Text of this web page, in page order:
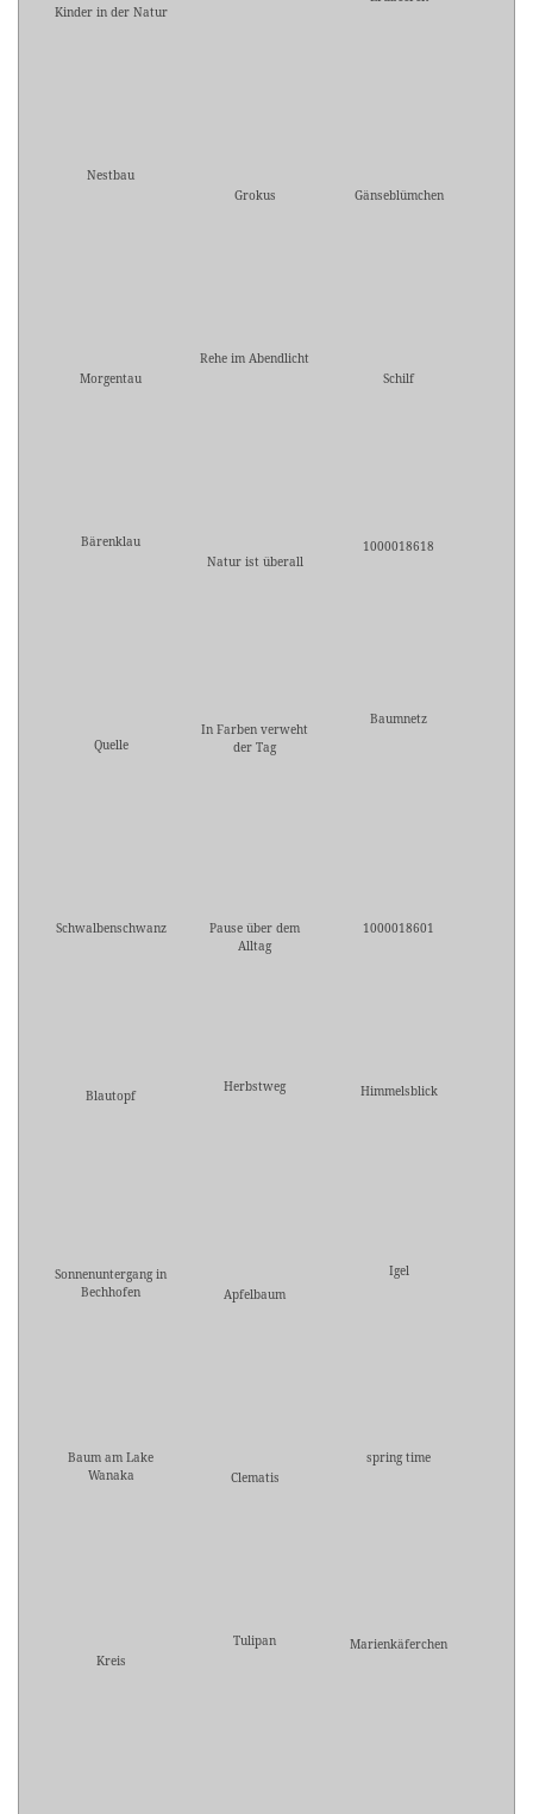
Kinder in der Natur
Nestbau
Grokus
Gänseblümchen
Morgentau
Rehe im Abendlicht
Schilf
Bärenklau
Natur ist überall
1000018618
Quelle
In Farben verweht
der Tag
Baumnetz
Schwalbenschwanz
Pause über dem
Alltag
1000018601
Blautopf
Herbstweg Himmelsblick
Sonnenuntergang in
Bechhofen
Apfelbaum
Igel
Baum am Lake
Wanaka
Clematis
spring time
Kreis
Tulipan Marienkäferchen